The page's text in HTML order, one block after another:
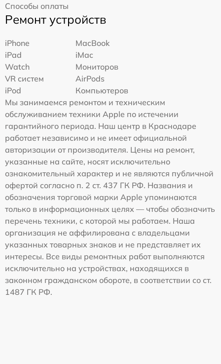
Способы оплаты
Ремонт устройств
iPhone
MacBook
iPad
iMac
Watch
Мониторов
VR систем
AirPods
iPod
Компьютеров
Мы занимаемся ремонтом и техническим
обслуживанием техники Apple по истечении
гарантийного периода. Наш центр в Краснодаре
работает независимо и не имеет официальной
авторизации от производителя. Цены на ремонт,
указанные на сайте, носят исключительно
ознакомительный характер и не являются публичной
офертой согласно п. 2 ст. 437 ГК РФ. Названия и
обозначения торговой марки Apple упоминаются
только в информационных целях — чтобы обозначить
перечень техники, с которой мы работаем. Наша
организация не аффилирована с владельцами
указанных товарных знаков и не представляет их
интересы. Все виды ремонтных работ выполняются
исключительно на устройствах, находящихся в
законном гражданском обороте, в соответствии со ст.
1487 ГК РФ.